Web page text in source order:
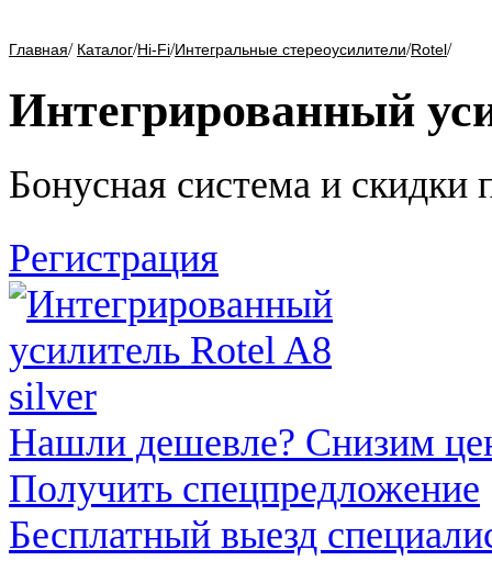
Главная/ Каталог/Hi-Fi/Интегральные стереоусилители/Rotel/
Интегрированный
Бонусная система и скидки
Регистрация
Нашли дешевле? Снизим
Получить спецпредложение
Бесплатный выезд